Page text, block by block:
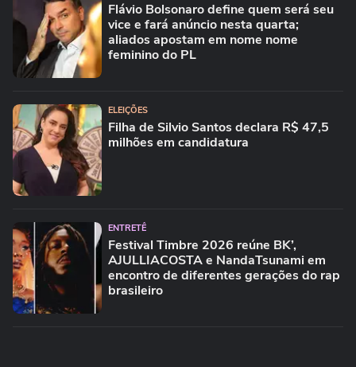
Flávio Bolsonaro define quem será seu
vice e fará anúncio nesta quarta;
aliados apostam em nome nome
feminino do PL
ELEIÇÕES
Filha de Silvio Santos declara R$ 47,5
milhões em candidatura
ENTRETÊ
Festival Timbre 2026 reúne BK’,
AJULLIACOSTA e NandaTsunami em
encontro de diferentes gerações do rap
brasileiro